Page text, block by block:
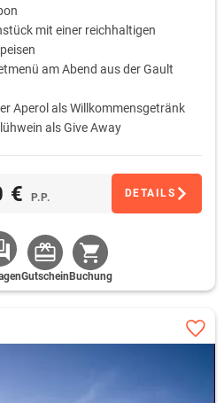
mit einer reichhaltigen
am Abend aus der Gault
Aperol als Willkommensgetränk
als Give Away
€ P.P. DETAILS
Gutschein Buchung